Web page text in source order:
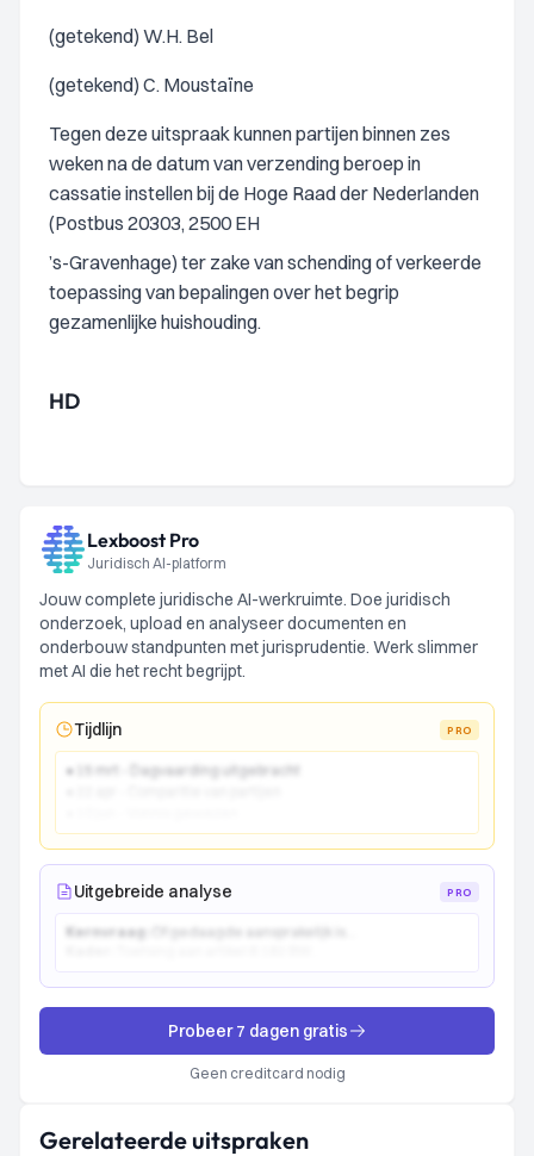
(getekend) W.H. Bel
(getekend) C. Moustaïne
Tegen deze uitspraak kunnen partijen binnen zes
weken na de datum van verzending beroep in
cassatie instellen bij de Hoge Raad der Nederlanden
(Postbus 20303, 2500 EH
’s-Gravenhage) ter zake van schending of verkeerde
toepassing van bepalingen over het begrip
gezamenlijke huishouding.
HD
Lexboost Pro
Juridisch AI-platform
Jouw complete juridische AI-werkruimte. Doe juridisch
onderzoek, upload en analyseer documenten en
onderbouw standpunten met jurisprudentie. Werk slimmer
met AI die het recht begrijpt.
Tijdlijn PRO
● 15 mrt - Dagvaarding uitgebracht
Uitgebreide analyse PRO
Kernvraag:
Probeer 7 dagen gratis
Geen creditcard nodig
Gerelateerde uitspraken